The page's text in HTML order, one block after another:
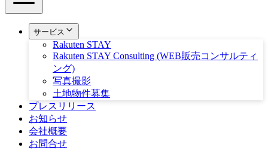
サービス
Rakuten STAY
Rakuten STAY Consulting (WEB販売コンサルティ
ング)
写真撮影
土地物件募集
プレスリリース
お知らせ
会社概要
お問合せ